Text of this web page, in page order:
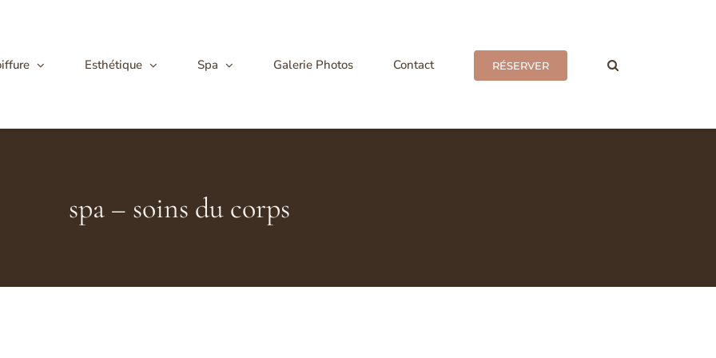
Esthétique Spa Galerie Photos Contact RÉSERVER
spa – soins du corps